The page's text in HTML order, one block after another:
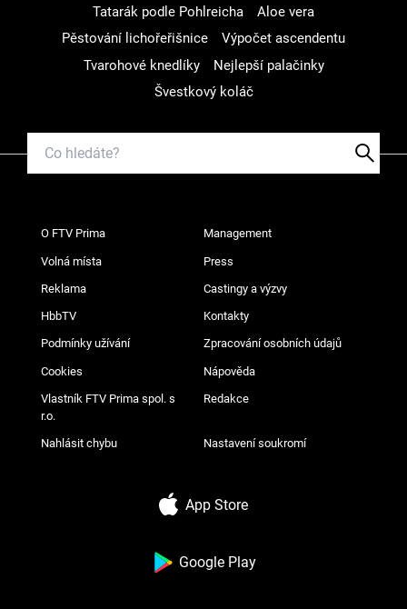
Tatarák podle Pohlreicha
Aloe vera
Pěstování lichořeřišnice
Výpočet ascendentu
Tvarohové knedlíky
Nejlepší palačinky
Švestkový koláč
O FTV Prima Management
Volná místa Press
Reklama Castingy a výzvy
HbbTV Kontakty
Podmínky užívání Zpracování osobních údajů
Cookies Nápověda
Vlastník FTV Prima spol. s
r.o.
Redakce
Nahlásit chybu Nastavení soukromí
App Store
Google Play